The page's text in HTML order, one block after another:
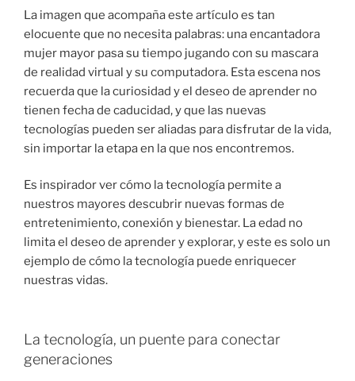
La imagen que acompaña este artículo es tan
elocuente que no necesita palabras: una encantadora
mujer mayor pasa su tiempo jugando con su mascara
de realidad virtual y su computadora. Esta escena nos
recuerda que la curiosidad y el deseo de aprender no
tienen fecha de caducidad, y que las nuevas
tecnologías pueden ser aliadas para disfrutar de la vida,
sin importar la etapa en la que nos encontremos.
Es inspirador ver cómo la tecnología permite a
nuestros mayores descubrir nuevas formas de
entretenimiento, conexión y bienestar. La edad no
limita el deseo de aprender y explorar, y este es solo un
ejemplo de cómo la tecnología puede enriquecer
nuestras vidas.
La tecnología, un puente para conectar
generaciones